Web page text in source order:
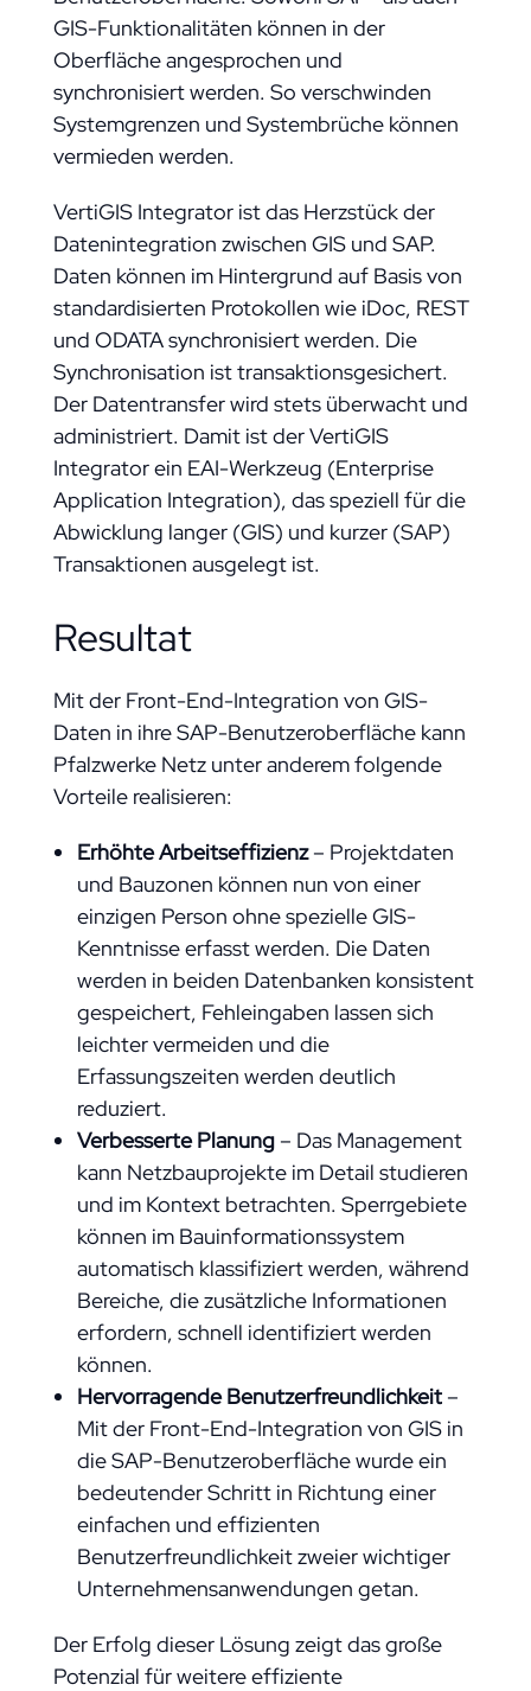
GIS-Funktionalitäten können in der
Oberfläche angesprochen und
synchronisiert werden. So verschwinden
Systemgrenzen und Systembrüche können
vermieden werden.
VertiGIS Integrator ist das Herzstück der
Datenintegration zwischen GIS und SAP.
Daten können im Hintergrund auf Basis von
standardisierten Protokollen wie iDoc, REST
und ODATA synchronisiert werden. Die
Synchronisation ist transaktionsgesichert.
Der Datentransfer wird stets überwacht und
administriert. Damit ist der VertiGIS
Integrator ein EAI-Werkzeug (Enterprise
Application Integration), das speziell für die
Abwicklung langer (GIS) und kurzer (SAP)
Transaktionen ausgelegt ist.
Resultat
Mit der Front-End-Integration von GIS-
Daten in ihre SAP-Benutzeroberfläche kann
Pfalzwerke Netz unter anderem folgende
Vorteile realisieren:
Erhöhte Arbeitseffizienz– Projektdaten
und Bauzonen können nun von einer
einzigen Person ohne spezielle GIS-
Kenntnisse erfasst werden. Die Daten
werden in beiden Datenbanken konsistent
gespeichert, Fehleingaben lassen sich
leichter vermeiden und die
Erfassungszeiten werden deutlich
reduziert.
Verbesserte Planung – Das Management
kann Netzbauprojekte im Detail studieren
und im Kontext betrachten. Sperrgebiete
können im Bauinformationssystem
automatisch klassifiziert werden, während
Bereiche, die zusätzliche Informationen
erfordern, schnell identifiziert werden
können.
Hervorragende Benutzerfreundlichkeit –
Mit der Front-End-Integration von GIS in
die SAP-Benutzeroberfläche wurde ein
bedeutender Schritt in Richtung einer
einfachen und effizienten
Benutzerfreundlichkeit zweier wichtiger
Unternehmensanwendungen getan.
Der Erfolg dieser Lösung zeigt das große
Potenzial für weitere effiziente